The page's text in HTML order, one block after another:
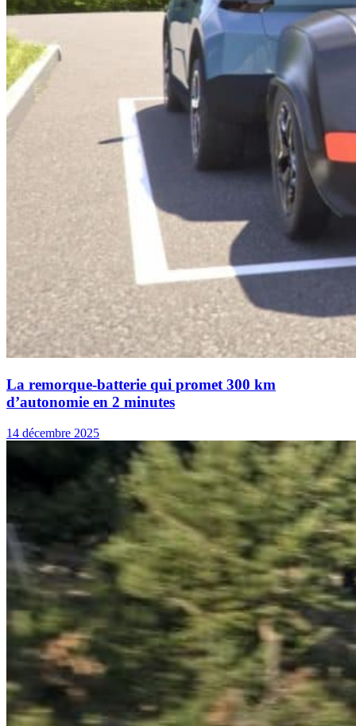
La remorque-batterie qui promet 300 km
d’autonomie en 2 minutes
14 décembre 2025